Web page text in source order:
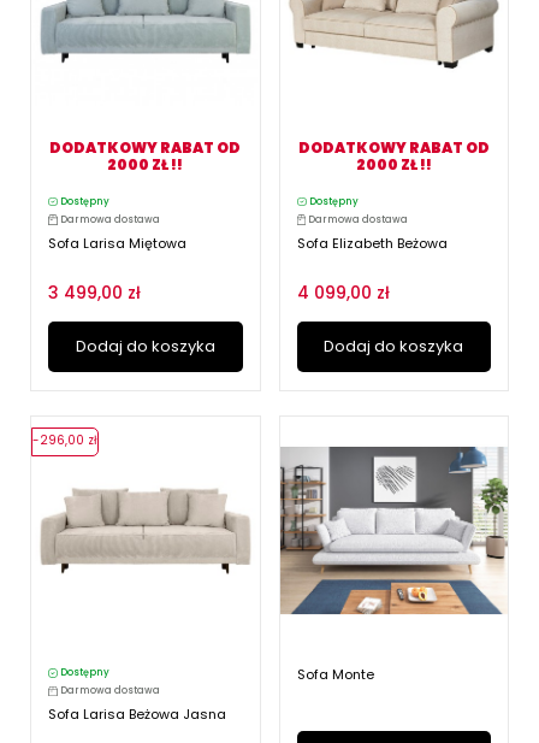
DODATKOWY RABAT OD
2000 ZŁ !!
Dostępny
Darmowa dostawa
Sofa Larisa Miętowa
3 499,00 zł
Dodaj do koszyka
DODATKOWY RABAT OD
2000 ZŁ !!
Dostępny
Darmowa dostawa
Sofa Elizabeth Beżowa
4 099,00 zł
Dodaj do koszyka
Dostępny
Darmowa dostawa
Sofa Larisa Beżowa Jasna
-296,00 zł
Sofa Monte